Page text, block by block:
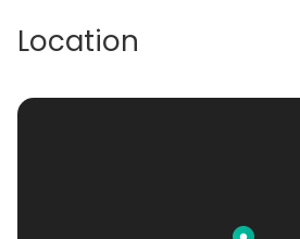
Location